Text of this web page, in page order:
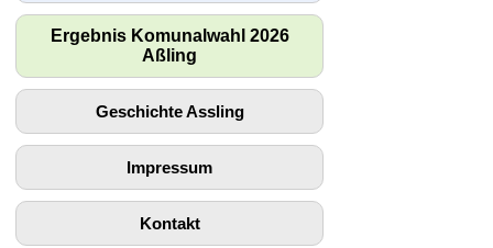
Ergebnis Komunalwahl 2026
Aßling
Geschichte Assling
Impressum
Kontakt